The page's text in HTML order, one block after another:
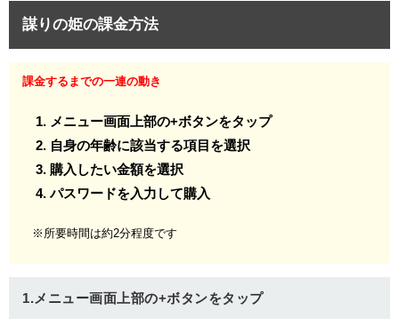
謀りの姫の課金方法
課金するまでの一連の動き
メニュー画面上部の+ボタンをタップ
自身の年齢に該当する項目を選択
購入したい金額を選択
パスワードを入力して購入
※所要時間は約2分程度です
1.メニュー画面上部の+ボタンをタップ